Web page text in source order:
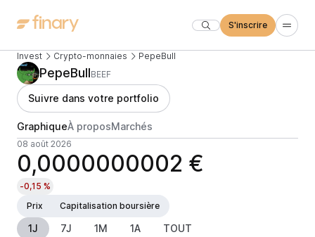
S'inscrire
Invest Crypto-monnaies PepeBull
PepeBullBEEF
Suivre dans votre portfolio
GraphiqueÀ proposMarchés
08 août 2026
0,0000000002 €
-0,15 %
Prix
Capitalisation boursière
1J 7J 1M 1A TOUT